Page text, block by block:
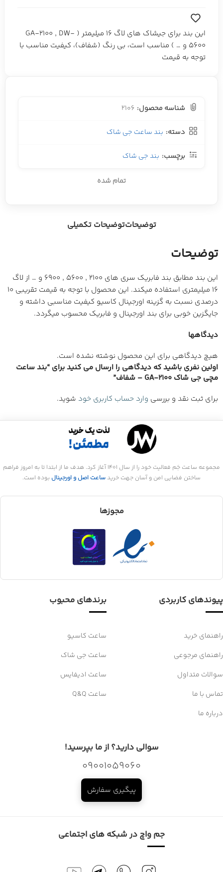
این بند برای جیشاک های لاگ 16 میلیمتر ( GA-2100 , DW-
5600 و … ) مناسب است، بی رنگ (شفاف)، کیفیت مناسب با
توجه به قیمت
شناسه محصول: 2106
دسته: بند ساعت جی شاک
برچسب: بند جی شاک
تمام شده
توضیحاتتوضیحات تکمیلی
توضیحات
این بند مطابق بند فابریک سری های 2100 , 5600 , 6900 و … از لاگ
16 میلیمتری استفاده میکند. این محصول با توجه به قیمت تقریبی 10
درصدی نسبت به گزینه اورجینال کاسیو کیفیت مناسبی داشته و
جایگزین خوبی برای بند اورجینال و فابریک محسوب میگردد.
دیدگاهها
هیچ دیدگاهی برای این محصول نوشته نشده است.
اولین نفری باشید که دیدگاهی را ارسال می کنید برای “بند ساعت
مچی جی شاک GA-2100 – شفاف”
برای ثبت نقد و بررسی وارد حساب کاربری خود شوید.
مجموعه ساعت جَم فعالیت خود را از سال 1401 آغاز کرد. هدف ما از ابتدا تا به امروز فراهم
ساختن فضایی امن و آسان جهت خرید ساعت اصل و اورجینال بوده است.
مجوزها
پیوندهای کاربردی
راهنمای خرید
راهنمای مرجوعی
سوالات متداول
تماس با ما
درباره ما
برندهای محبوب
ساعت کاسیو
ساعت جی شاک
ساعت ادیفایس
ساعت Q&Q
سوالی دارید؟ از ما بپرسید!
09001059060
پیگیری سفارش
جم واچ در شبکه های اجتماعی